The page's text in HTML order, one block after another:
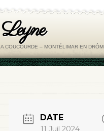
COUCOURDE – MONTÉLIMAR EN
DATE
11 Juil 2024